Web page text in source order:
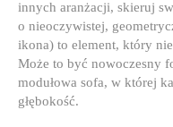
innych aranżacji, skieruj
o nieoczywistej,
ikona) to element, który
Może to być nowoczesny
modułowa sofa, w której
głębokość.